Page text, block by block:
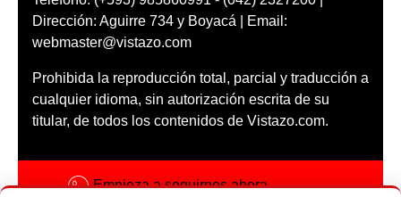
Dirección: Aguirre 734 y Boyacá | Email:
webmaster@vistazo.com
Prohibida la reproducción total, parcial y traducción a
cualquier idioma, sin autorización escrita de su
titular, de todos los contenidos de Vistazo.com.
Empieza a seguirnos ahora